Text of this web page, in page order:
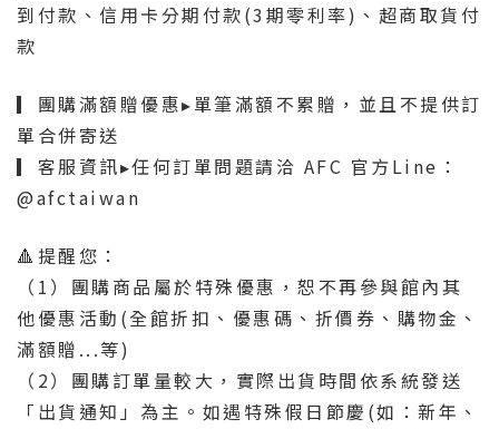
到付款、信用卡分期付款(3期零利率)、超商取貨付
款
▎團購滿額贈優惠▸單筆滿額不累贈，並且不提供訂
單合併寄送
▎客服資訊▸任何訂單問題請洽 AFC 官方Line：
@afctaiwan
🔺提醒您：
（1）團購商品屬於特殊優惠，恕不再參與館內其
他優惠活動(全館折扣、優惠碼、折價券、購物金、
滿額贈...等)
（2）團購訂單量較大，實際出貨時間依系統發送
「出貨通知」為主。如遇特殊假日節慶(如：新年、